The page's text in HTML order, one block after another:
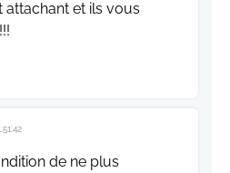
et ils vous
de ne plus